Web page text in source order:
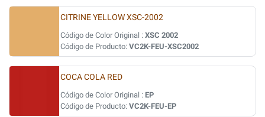
CITRINE YELLOW XSC-2002
Código de Color Original : XSC 2002
Código de Producto: VC2K-FEU-XSC2002
COCA COLA RED
Código de Color Original : EP
Código de Producto: VC2K-FEU-EP